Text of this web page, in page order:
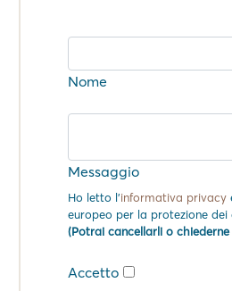
Nome
Messaggio
Ho letto l'informativa privacy
europeo per la protezione dei
(Potrai cancellarli o
Accetto